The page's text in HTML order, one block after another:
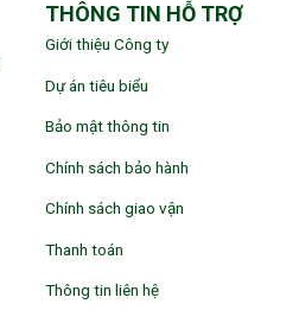
THÔNG TIN HỖ TRỢ
Giới thiệu Công ty
Dự án tiêu biểu
Bảo mật thông tin
Chính sách bảo hành
Chính sách giao vận
Thanh toán
Thông tin liên hệ